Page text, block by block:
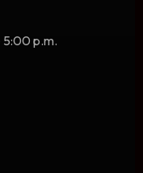
5:00 p.m.